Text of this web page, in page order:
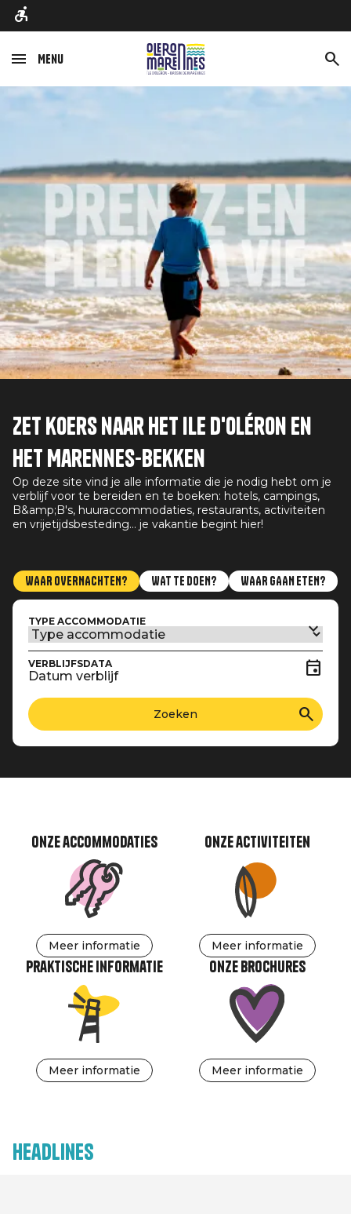
Menu
Afbeelding
Zet koers naar het Ile d'Oléron en
het Marennes-bekken
Op deze site vind je alle informatie die je nodig hebt om je
verblijf voor te bereiden en te boeken: hotels, campings,
B&amp;B's, huuraccommodaties, restaurants, activiteiten
en vrijetijdsbesteding... je vakantie begint hier!
WAAR OVERNACHTEN? WAT TE DOEN? WAAR GAAN ETEN?
TYPE ACCOMMODATIE
VERBLIJFSDATA
Datum verblijf
Onze accommodaties
Meer informatie
Onze activiteiten
Meer informatie
Praktische informatie
Meer informatie
Onze brochures
Meer informatie
Headlines